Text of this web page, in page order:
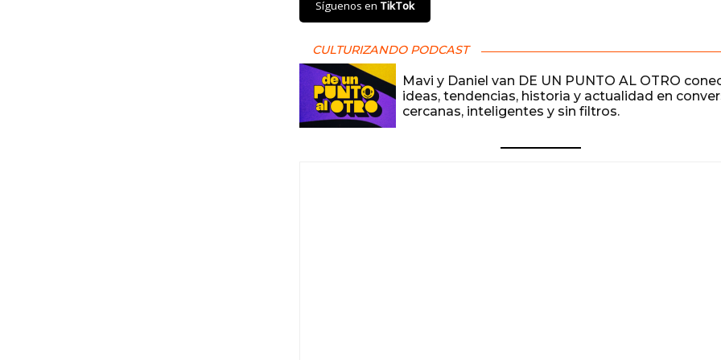
Síguenos en TikTok
CULTURIZANDO PODCAST
Mavi y Daniel van DE UN PUNTO AL OTRO
ideas, tendencias, historia y actualidad en
cercanas, inteligentes y sin filtros.